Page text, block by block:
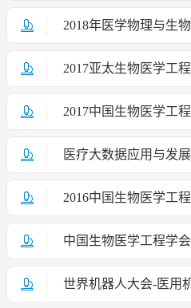
2018年医学物理与生